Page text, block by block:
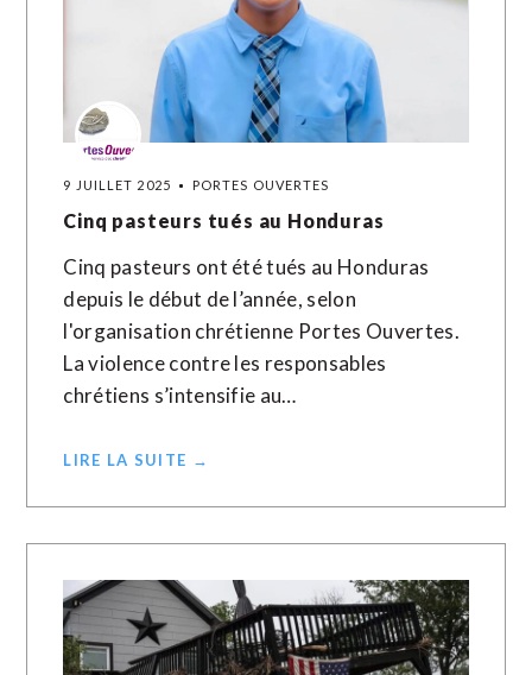
9 JUILLET 2025 PORTES OUVERTES
Cinq pasteurs tués au Honduras
Cinq pasteurs ont été tués au Honduras
depuis le début de l’année, selon
l'organisation chrétienne Portes Ouvertes.
La violence contre les responsables
chrétiens s’intensifie au…
LIRE LA SUITE →